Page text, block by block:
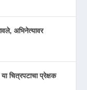
अभिनेत्यावर
या चित्रपटाचा प्रेक्षक